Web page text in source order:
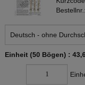
Bestellnr.:
Einheit (50 Bögen) :